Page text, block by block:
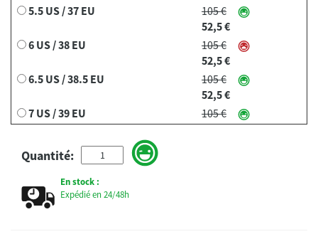
5.5 US / 37 EU
105 €
52,5 €
6 US / 38 EU
105 €
52,5 €
6.5 US / 38.5 EU
105 €
52,5 €
7 US / 39 EU
105 €
52,5 €
7.5 US / 40 EU
4 US / 35 EU
Quantité:
En stock :
Expédié en 24/48h